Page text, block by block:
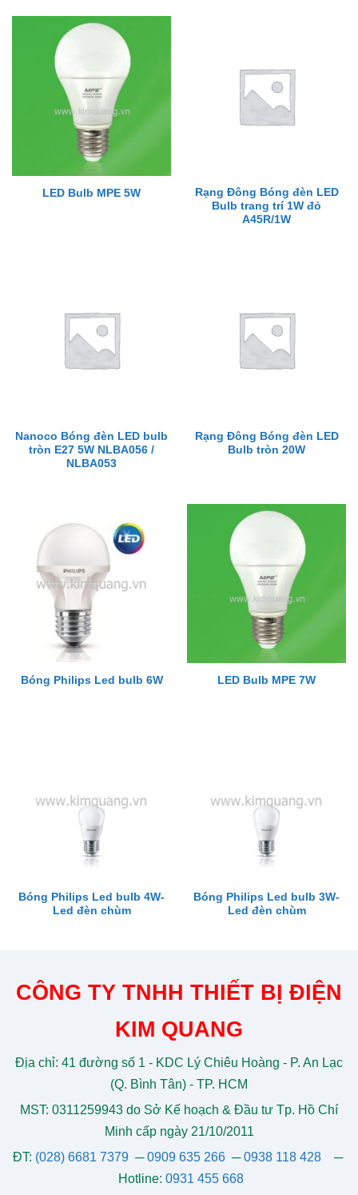
LED Bulb MPE 5W
Rạng Đông Bóng đèn LED
Bulb trang trí 1W đỏ
A45R/1W
Nanoco Bóng đèn LED bulb
tròn E27 5W NLBA056 /
NLBA053
Rạng Đông Bóng đèn LED
Bulb tròn 20W
Bóng Philips Led bulb 6W LED Bulb MPE 7W
Bóng Philips Led bulb 4W-
Led đèn chùm
Bóng Philips Led bulb 3W-
Led đèn chùm
CÔNG TY TNHH THIẾT BỊ ĐIỆN
KIM QUANG
Địa chỉ: 41 đường số 1 - KDC Lý Chiêu Hoàng - P. An Lạc
(Q. Bình Tân) - TP. HCM
MST: 0311259943 do Sở Kế hoạch & Đầu tư Tp. Hồ Chí
Minh cấp ngày 21/10/2011
ĐT: (028) 6681 7379 ─0909 635 266─0938 118 428─
Hotline: 0931 455 668